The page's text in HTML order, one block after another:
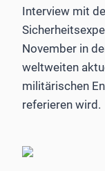
Interview mit
November in
weltweiten
militärischen
referieren wird.